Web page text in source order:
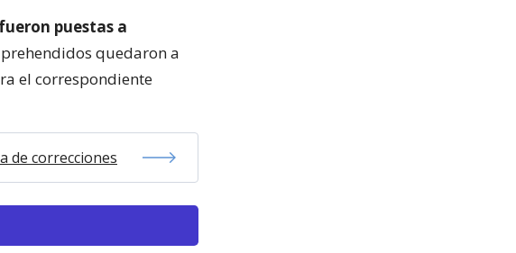
puestas a
quedaron a
el correspondiente
de correcciones